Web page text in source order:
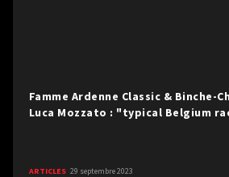
Famme Ardenne Classic & Binche-
Luca Mozzato : "typical Belgium
ARTICLES 29 septembre 2023